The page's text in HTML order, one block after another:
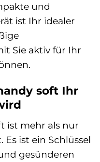
und
ist Ihr idealer
Sie aktiv für Ihr
soft Ihr
ist mehr als nur
ist ein Schlüssel
gesünderen